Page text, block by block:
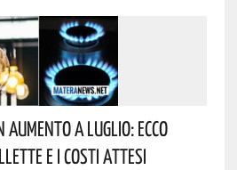
Aumento A Luglio: Ecco
E I Costi Attesi